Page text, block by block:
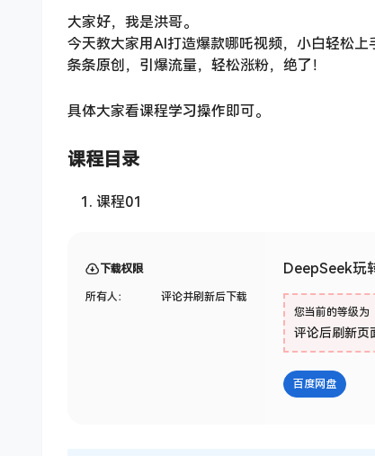
大家好，我是洪哥。
今天教大家用AI打造爆款哪吒视频，小白轻松上
条条原创，引爆流量，轻松涨粉，绝了！
具体大家看课程学习操作即可。
课程目录
课程01
下载权限
所有人： 评论并刷新后下载
DeepSeek玩
您当前的等级为
评论后刷新页
百度网盘